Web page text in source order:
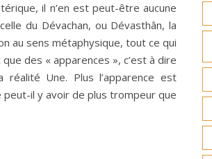
il n’en est peut-être aucune
du Dévachan, ou Dévasthân, la
au sens métaphysique, tout ce qui
des « apparences », c’est à dire
Une. Plus l’apparence est
peut-il y avoir de plus trompeur que